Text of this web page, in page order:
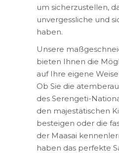
um sicherzustellen,
unvergessliche und
haben.
Unsere
bieten Ihnen die
auf Ihre eigene
Ob Sie die
des Serengeti-
den majestätischen
besteigen oder die
der Maasai
haben das perfekte